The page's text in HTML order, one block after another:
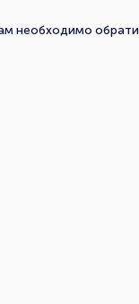
необходимо